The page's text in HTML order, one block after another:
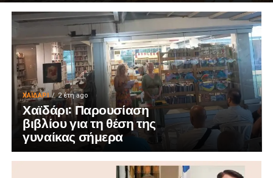
ΧΑΪΔΑΡΙ 2 έτη ago
Χαϊδάρι: Παρουσίαση
βιβλίου για τη θέση της
γυναίκας σήμερα